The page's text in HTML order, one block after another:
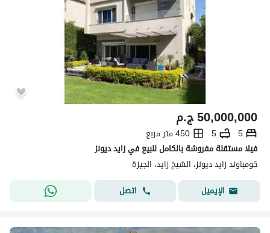
ج.م50,000,000
5
5
450 متر مربع
فيلا مستقلة مفروشة بالكامل للبيع في زايد ديونز
كومباوند زايد ديونز، الشيخ زايد، الجيزة
الإيميل
اتصل